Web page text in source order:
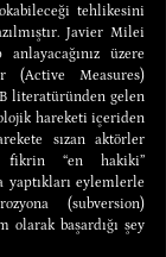
tehlikesini
Javier Milei
üzere
(Active Measures)
literatüründen gelen
hareketi içeriden
sızan aktörler
fikrin “en hakiki”
yaptıkları eylemlerle
(subversion)
olarak başardığı şey